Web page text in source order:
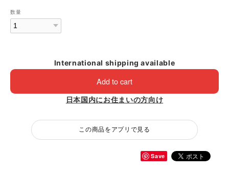
数量
International shipping available
Add to cart
日本国内にお住まいの方向け
この商品をアプリで見る
Save